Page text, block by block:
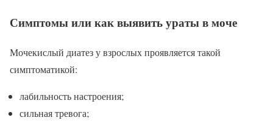
Симптомы или как выявить ураты в моче
Мочекислый диатез у взрослых проявляется такой
симптоматикой:
лабильность настроения;
сильная тревога;